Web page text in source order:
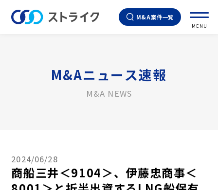
M&A案件一覧
MENU
M&Aニュース速報
M&A NEWS
2024/06/28
商船三井＜9104＞、伊藤忠商事＜